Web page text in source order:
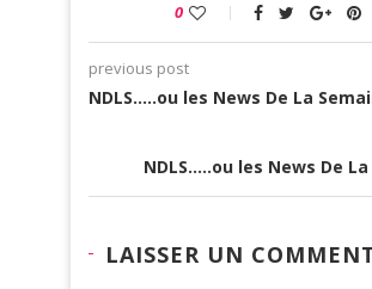
0
previous post
NDLS…..ou les News De La
NDLS…..ou les News De
LAISSER UN